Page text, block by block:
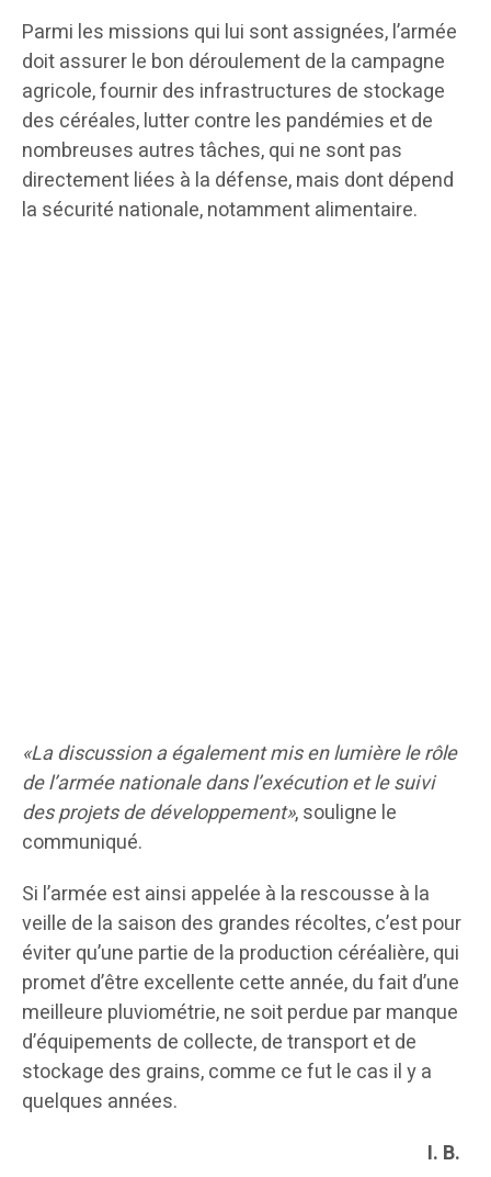
Parmi les missions qui lui sont assignées, l’armée
doit assurer le bon déroulement de la campagne
agricole, fournir des infrastructures de stockage
des céréales, lutter contre les pandémies et de
nombreuses autres tâches, qui ne sont pas
directement liées à la défense, mais dont dépend
la sécurité nationale, notamment alimentaire.
«La discussion a également mis en lumière le rôle
de l’armée nationale dans l’exécution et le suivi
des projets de développement», souligne le
communiqué.
Si l’armée est ainsi appelée à la rescousse à la
veille de la saison des grandes récoltes, c’est pour
éviter qu’une partie de la production céréalière, qui
promet d’être excellente cette année, du fait d’une
meilleure pluviométrie, ne soit perdue par manque
d’équipements de collecte, de transport et de
stockage des grains, comme ce fut le cas il y a
quelques années.
I. B.